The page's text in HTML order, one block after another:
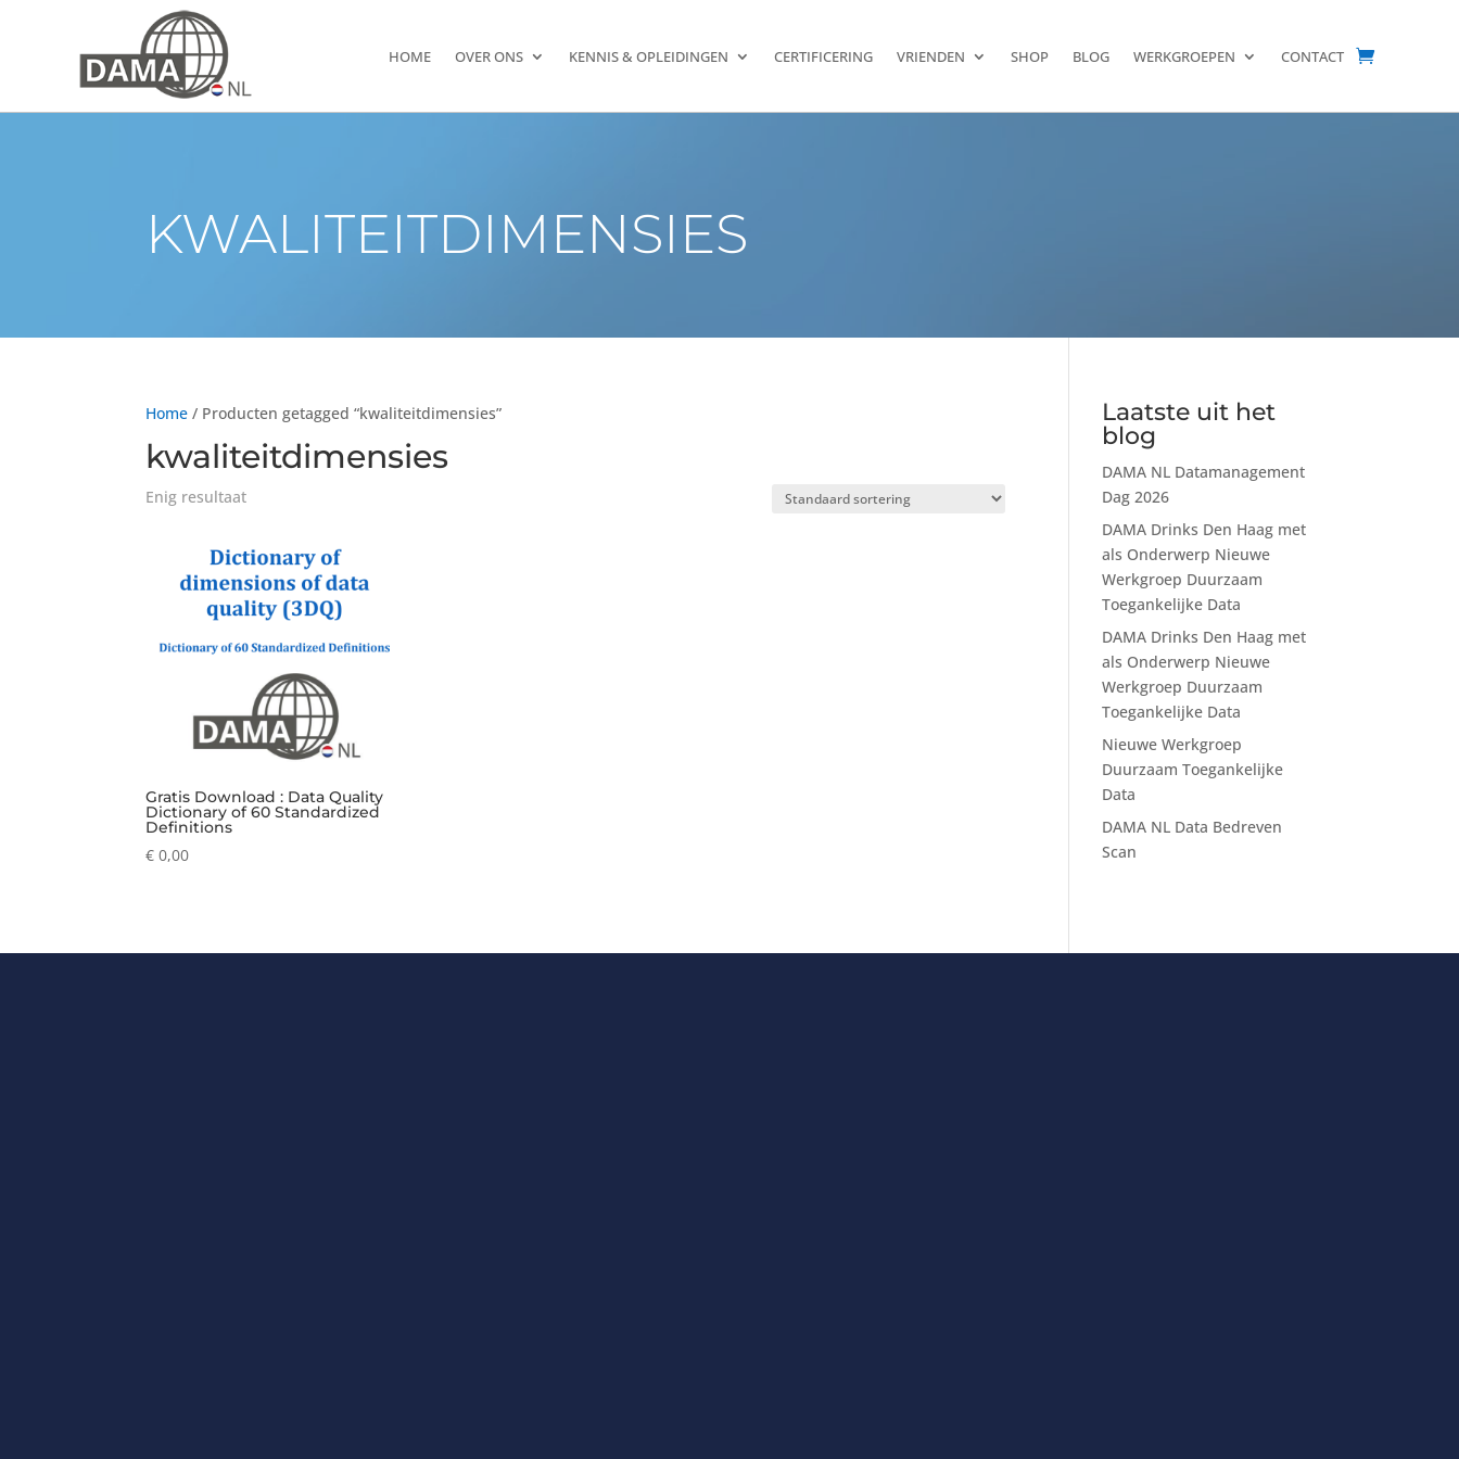
HOME OVER ONS KENNIS & OPLEIDINGEN CERTIFICERING VRIENDEN SHOP BLOG WERKGROEPEN CONTACT
KWALITEITDIMENSIES
Home / Producten getagged “kwaliteitdimensies”
kwaliteitdimensies
Enig resultaat
Gratis Download : Data Quality
Dictionary of 60 Standardized
Definitions
€ 0,00
Laatste uit het
blog
DAMA NL Datamanagement
Dag 2026
DAMA Drinks Den Haag met
als Onderwerp Nieuwe
Werkgroep Duurzaam
Toegankelijke Data
DAMA Drinks Den Haag met
als Onderwerp Nieuwe
Werkgroep Duurzaam
Toegankelijke Data
Nieuwe Werkgroep
Duurzaam Toegankelijke
Data
DAMA NL Data Bedreven
Scan